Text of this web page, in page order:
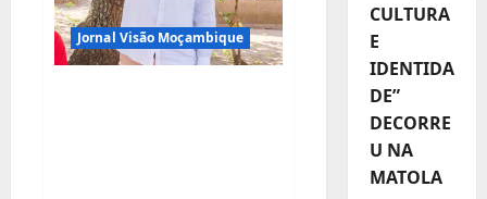
Jornal Visão Moçambique
CULTURA
E
IDENTIDA
DE”
DECORRE
U NA
MATOLA